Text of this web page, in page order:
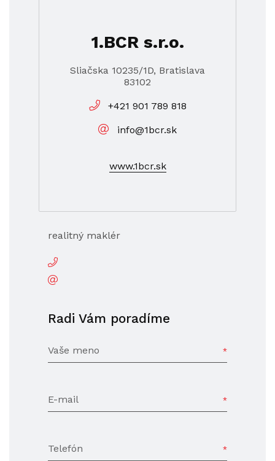
realitný maklér
Radi Vám poradíme
Vaše meno
E-mail
Telefón
1.BCR s.r.o.
Sliačska 10235/1D, Bratislava
83102
+421 901 789 818
info@1bcr.sk
www.1bcr.sk